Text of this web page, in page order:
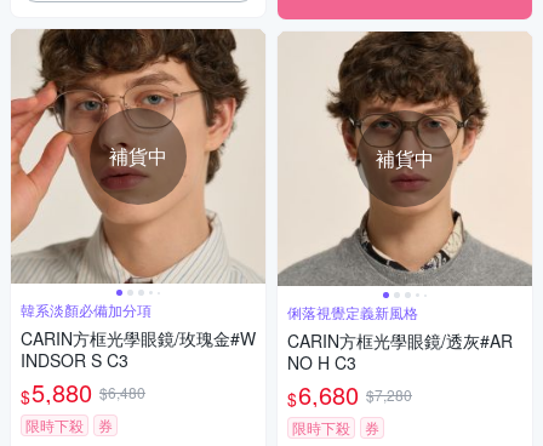
補貨中
韓系淡顏必備加分項
CARIN方框光學眼鏡/玫瑰金#W
INDSOR S C3
$5,880 $6,480
限時下殺
券
補貨中
俐落視覺定義新風格
CARIN方框光學眼鏡/透灰#AR
NO H C3
$6,680 $7,280
限時下殺
券